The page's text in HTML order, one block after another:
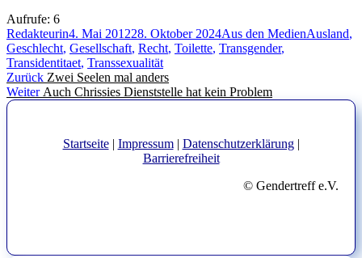
Aufrufe: 6
Autor
RedakteurinVeröffentlicht
am
4. Mai 201228. Oktober 2024Kategorien
Aus den MedienAusland,
Geschlecht, Gesellschaft, Recht, Toilette, Transgender,
Transidentitaet, Transsexualität
Beitragsnavigation
Zurück Vorheriger
Beitrag:
Zwei Seelen mal anders
Weiter Nächster
Auch Chrissies Dienststelle hat kein Problem
Startseite| Impressum| Datenschutzerklärung|
Barrierefreiheit
© Gendertreff e.V.